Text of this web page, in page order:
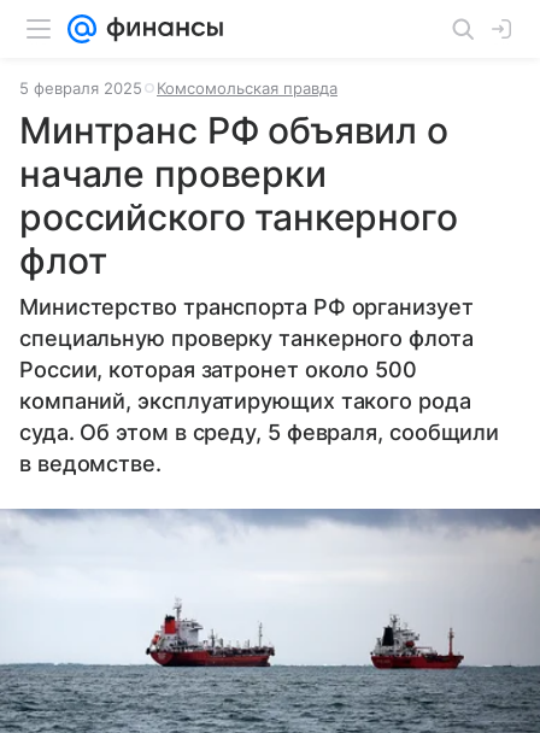
5 февраля 2025 Комсомольская правда
Минтранс РФ объявил о
начале проверки
российского танкерного
флот
Министерство транспорта РФ организует
специальную проверку танкерного флота
России, которая затронет около 500
компаний, эксплуатирующих такого рода
суда. Об этом в среду, 5 февраля, сообщили
в ведомстве.